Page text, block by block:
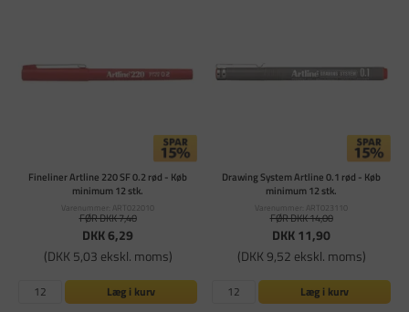
Fineliner Artline 220 SF 0.2 rød - Køb
minimum 12 stk.
Varenummer: ART022010
FØR DKK 7,40
DKK 6,29
(DKK 5,03 ekskl. moms)
Læg i kurv
Drawing System Artline 0.1 rød - Køb
minimum 12 stk.
Varenummer: ART023110
FØR DKK 14,00
DKK 11,90
(DKK 9,52 ekskl. moms)
Læg i kurv